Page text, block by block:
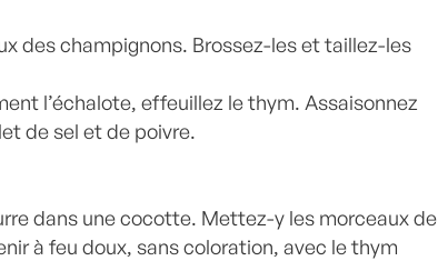
des champignons. Brossez-les et taillez-les
l’échalote, effeuillez le thym. Assaisonnez
de sel et de poivre.
dans une cocotte. Mettez-y les morceaux de
à feu doux, sans coloration, avec le thym